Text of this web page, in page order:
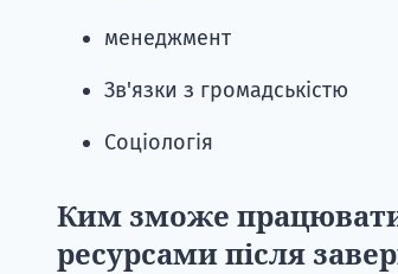
менеджмент
Зв'язки з громадськістю
Соціологія
Ким зможе
ресурсами після